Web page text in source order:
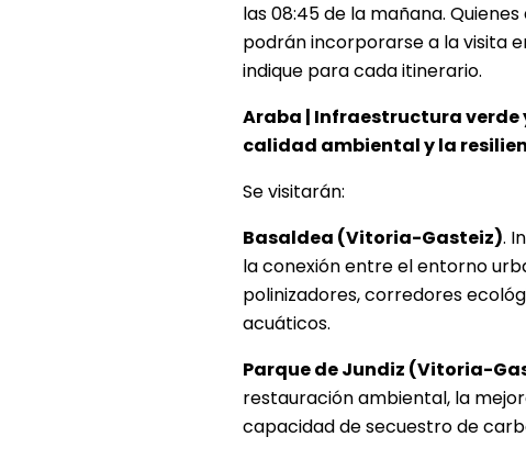
las 08:45 de la mañana.
podrán incorporarse a la visita
indique para cada itinerario.
Araba | Infraestructura
calidad ambiental y la
Se visitarán:
Basaldea (Vitoria-Gasteiz).
la conexión entre el entorno
polinizadores, corredores
acuáticos.
Parque de Jundiz (Vitoria-
restauración ambiental, la
capacidad de secuestro de